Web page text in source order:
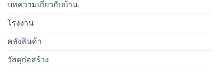
บทความเกี่ยวกับบ้าน
โรงงาน
คลังสินค้า
วัสดุก่อสร้าง